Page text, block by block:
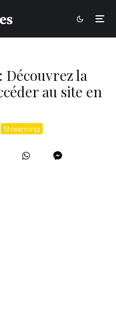
Découvrez la
au site en
Streaming